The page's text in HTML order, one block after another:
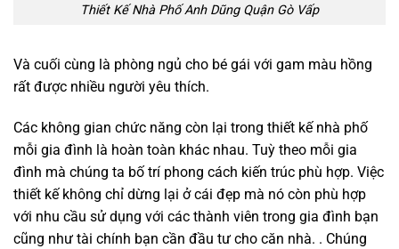
Thiết Kế Nhà Phố Anh Dũng Quận Gò Vấp
Và cuối cùng là phòng ngủ cho bé gái với gam màu hồng
rất được nhiều người yêu thích.
Các không gian chức năng còn lại trong thiết kế nhà phố
mỗi gia đình là hoàn toàn khác nhau. Tuỳ theo mỗi gia
đình mà chúng ta bố trí phong cách kiến trúc phù hợp. Việc
thiết kế không chỉ dừng lại ở cái đẹp mà nó còn phù hợp
với nhu cầu sử dụng với các thành viên trong gia đình bạn
cũng như tài chính bạn cần đầu tư cho căn nhà. . Chúng